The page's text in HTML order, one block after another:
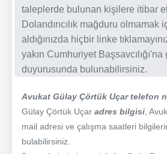
taleplerde bulunan kişilere itibar
Dolandırıcılık mağduru
aldığınızda hiçbir linke
yakın Cumhuriyet
duyurusunda bulunabilirsiniz.
Avukat Gülay Çörtük Uçar telefon
Gülay Çörtük Uçar adres bilgisi ,
mail adresi ve çalışma saatleri
bulabilirsiniz.